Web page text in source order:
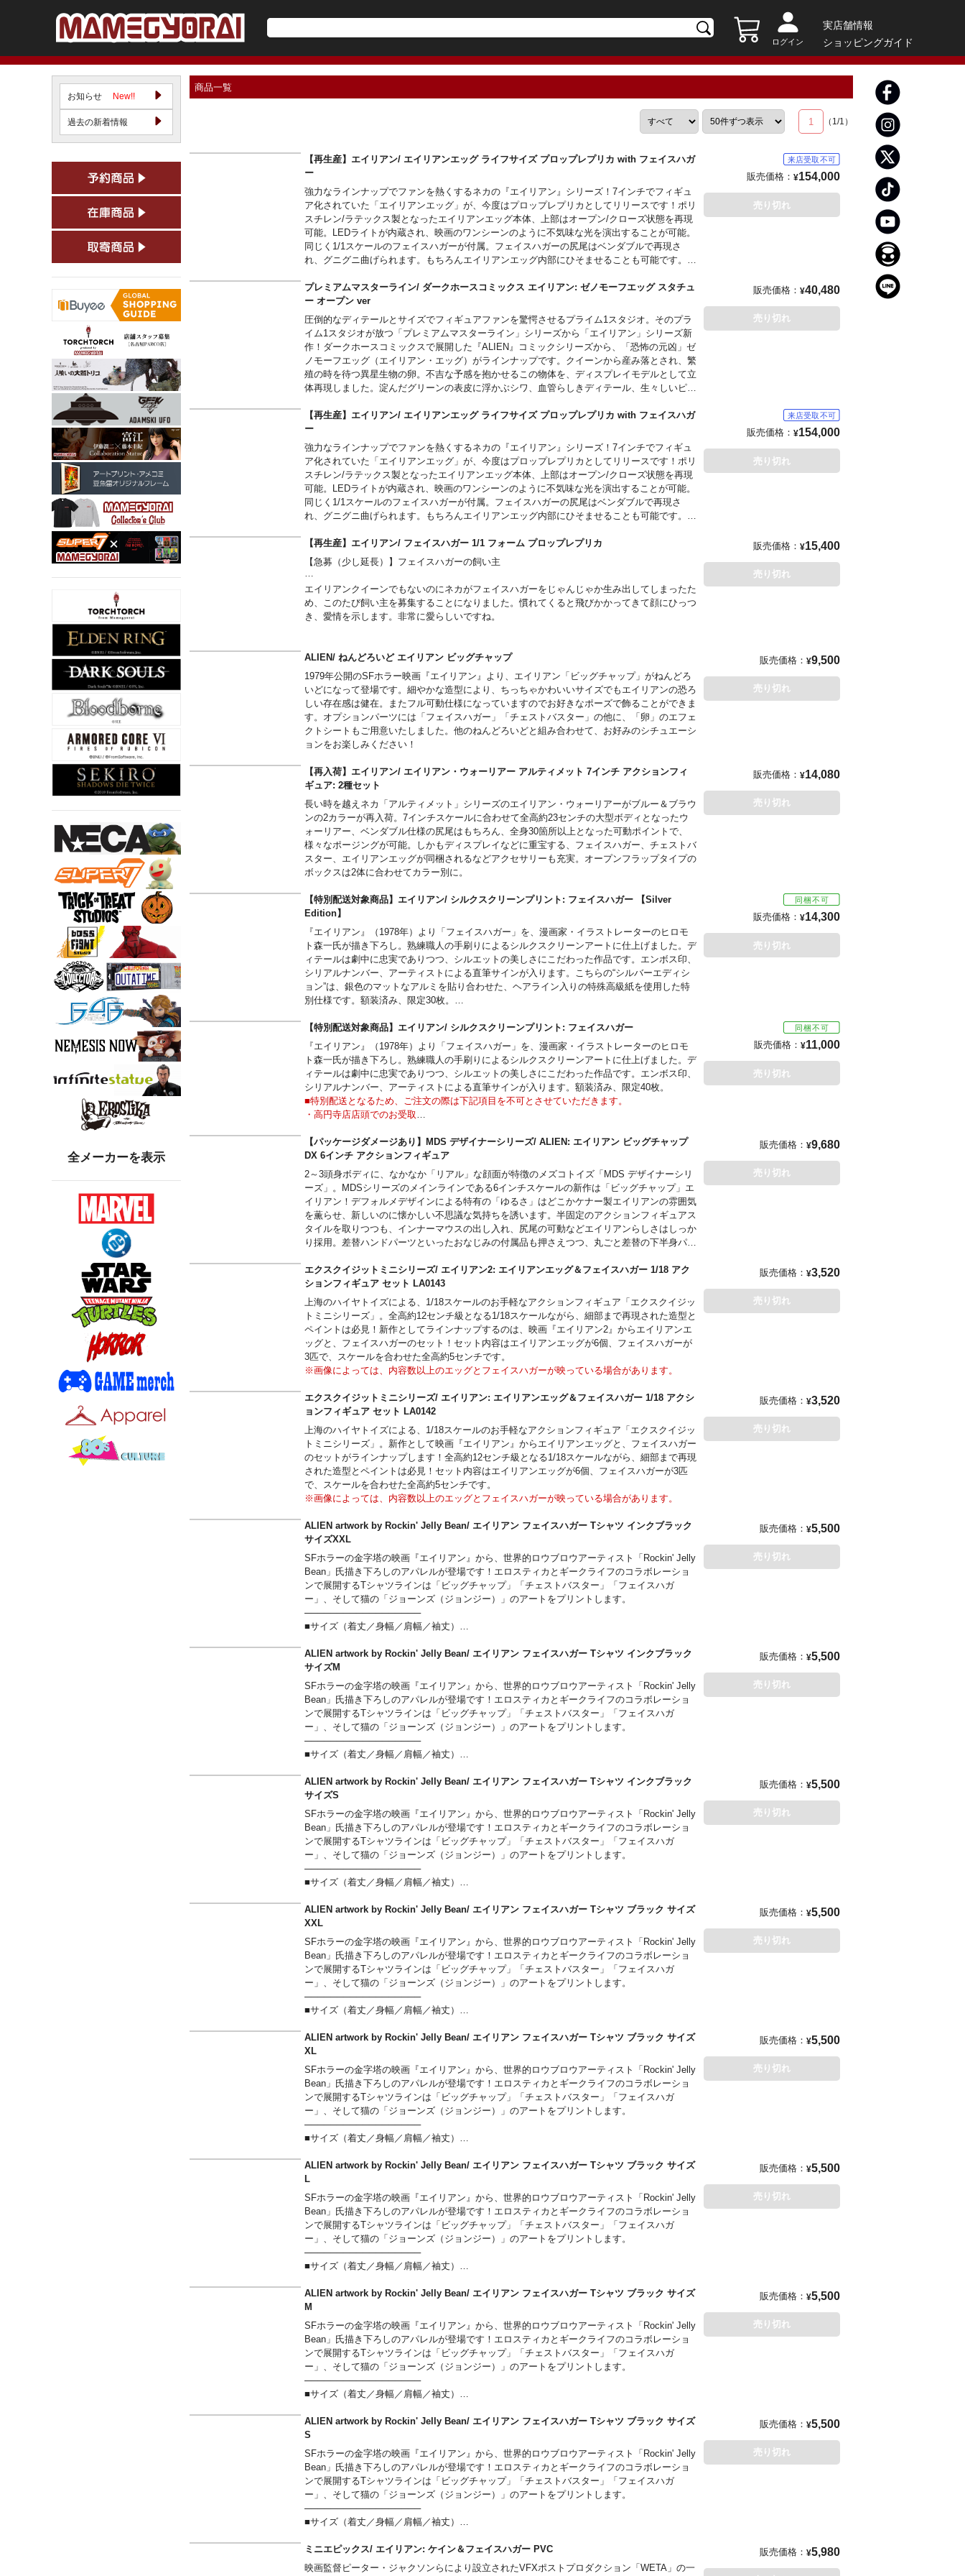
ログイン
実店舗情報
ショッピングガイド
お知らせ New!!
過去の新着情報
全メーカーを表示
商品一覧
1 （ 1/1 ）
【再生産】エイリアン/ エイリアンエッグ ライフサイズ プロップレプリカ with フェイスハガ
ー
強力なラインナップでファンを熱くするネカの『エイリアン』シリーズ！7インチでフィギュ
ア化されていた「エイリアンエッグ」が、今度はプロップレプリカとしてリリースです！ポリ
スチレン/ラテックス製となったエイリアンエッグ本体、上部はオープン/クローズ状態を再現
可能。LEDライトが内蔵され、映画のワンシーンのように不気味な光を演出することが可能。
同じく1/1スケールのフェイスハガーが付属。フェイスハガーの尻尾はベンダブルで再現さ
れ、グニグニ曲げられます。もちろんエイリアンエッグ内部にひそませることも可能です。
～ご注意事項～以下ご了承の上ご予約をお願いいたします～
■ご予約時に、商品代金のうち「\20,000」を内金として、同ページ内に記載しておりますURL
からお支払いいただきます。自動メールとは別途送信いたします、内金確認のメールをもって
【ご予約受付】となります。
■発売時期につきましては予定となりますため、大幅に遅れや前倒しとなる場合もございま
す。お客様都合による本商品の返品・キャンセルは一切受付できません。
■商品入荷のご案内後、通常どおり配送指示をお願いします。その際にお支払いいただく代金
につきましては内金を引いた差額での請求となります。
販売価格： ¥154,000
売り切れ
プレミアムマスターライン/ ダークホースコミックス エイリアン: ゼノモーフエッグ スタチュ
ー オープン ver
圧倒的なディテールとサイズでフィギュアファンを驚愕させるプライム1スタジオ。そのプラ
イム1スタジオが放つ「プレミアムマスターライン」シリーズから「エイリアン」シリーズ新
作！ダークホースコミックスで展開した『ALIEN』コミックシリーズから、「恐怖の元凶」ゼ
ノモーフエッグ（エイリアン・エッグ）がラインナップです。クイーンから産み落とされ、繁
殖の時を待つ異星生物の卵。不吉な予感を抱かせるこの物体を、ディスプレイモデルとして立
体再現しました。淀んだグリーンの表皮に浮かぶシワ、血管らしきディテール、生々しいピン
根状の器官など、ありとあらゆる特徴を多彩な手法で表現し、コミックで読者を凍りつかせた
IFのリアリティを現実世界へ連れ出しています。こちらは上部が開き、フェイスハガーが生ま
れたような状態のオープンバージョン！
■シリーズ名: プレミアムマスターライン
■サイズ: 全高約28.5cm/全幅約26.9cm/奥行約26.8cm
■重量: 約3.4kg
■注記
写真は製品サンプルです。実際の商品とは異なる場合があります。
ご使用のモニターにより実際の色と違って見える場合があります。
転倒防止のため必ず台座を使用してください。
販売価格： ¥40,480
売り切れ
【再生産】エイリアン/ エイリアンエッグ ライフサイズ プロップレプリカ with フェイスハガ
ー
強力なラインナップでファンを熱くするネカの『エイリアン』シリーズ！7インチでフィギュ
ア化されていた「エイリアンエッグ」が、今度はプロップレプリカとしてリリースです！ポリ
スチレン/ラテックス製となったエイリアンエッグ本体、上部はオープン/クローズ状態を再現
可能。LEDライトが内蔵され、映画のワンシーンのように不気味な光を演出することが可能。
同じく1/1スケールのフェイスハガーが付属。フェイスハガーの尻尾はベンダブルで再現さ
れ、グニグニ曲げられます。もちろんエイリアンエッグ内部にひそませることも可能です。
～ご注意事項～以下ご了承の上ご予約をお願いいたします～
■発売時期につきましては予定となりますため、大幅に遅れや前倒しとなる場合もございま
す。
■ご予約いただいた時点で、商品代金のうち「\20,000」を内金としてお支払いをお願いします
（内金確認をもってご予約受付とさせていただきます）。
■残りの商品代金につきましては入荷後に支払いいただきます。
■商品入荷のご案内後に通常どおり配送指示をお願いします。
■お客様都合による本商品の返品・キャンセルは一切受付できません。
販売価格： ¥154,000
売り切れ
【再生産】エイリアン/ フェイスハガー 1/1 フォーム プロップレプリカ
【急募（少し延長）】フェイスハガーの飼い主
エイリアンクイーンでもないのにネカがフェイスハガーをじゃんじゃか生み出してしまったた
め、このたび飼い主を募集することになりました。慣れてくると飛びかかってきて顔にひっつ
き、愛情を示します。非常に愛らしいですね。
ールの「エイリアンエッグ」に付属していた「フェイスハガー」、待望の再生産となりまし
た。ポリスチレン/ラテックス製フェイスハガーの尻尾はベンダブルで再現され、グニグニ曲
げることで劇中と同じような様々な姿を再現可能。その全長はおどろきの約107センチ！こだ
わりのディテールでディスプレイモデルとするも良し、顔に張り付けたり首に巻いたりとコス
プレなどのロールプレイの一部として活用するも良しの万能アイテム！パッケージはヘッダー
付きでコンパクト設計です。
販売価格： ¥15,400
売り切れ
ALIEN/ ねんどろいど エイリアン ビッグチャップ
1979年公開のSFホラー映画『エイリアン』より、エイリアン「ビッグチャップ」がねんどろ
いどになって登場です。細やかな造型により、ちっちゃかわいいサイズでもエイリアンの恐ろ
しい存在感は健在。またフル可動仕様になっていますのでお好きなポーズで飾ることができま
す。オプションパーツには「フェイスハガー」「チェストバスター」の他に、「卵」のエフェ
クトシートもご用意いたしました。他のねんどろいどと組み合わせて、お好みのシチュエーシ
ョンをお楽しみください！
販売価格： ¥9,500
売り切れ
【再入荷】エイリアン/ エイリアン・ウォーリアー アルティメット 7インチ アクションフィ
ギュア: 2種セット
長い時を越えネカ「アルティメット」シリーズのエイリアン・ウォーリアーがブルー＆ブラウ
ンの2カラーが再入荷。7インチスケールに合わせて全高約23センチの大型ボディとなったウ
ォーリアー、ベンダブル仕様の尻尾はもちろん、全身30箇所以上となった可動ポイントで、
様々なポージングが可能。しかもディスプレイなどに重宝する、フェイスハガー、チェストバ
スター、エイリアンエッグが同梱されるなどアクセサリーも充実。オープンフラップタイプの
ボックスは2体に合わせてカラー別に。
販売価格： ¥14,080
売り切れ
【特別配送対象商品】エイリアン/ シルクスクリーンプリント: フェイスハガー 【Silver
Edition】
『エイリアン』（1978年）より「フェイスハガー」を、漫画家・イラストレーターのヒロモ
ト森一氏が描き下ろし。熟練職人の手刷りによるシルクスクリーンアートに仕上げました。デ
ィテールは劇中に忠実でありつつ、シルエットの美しさにこだわった作品です。エンボス印、
シリアルナンバー、アーティストによる直筆サインが入ります。こちらの“シルバーエディシ
ョン”は、銀色のマットなアルミを貼り合わせた、ヘアライン入りの特殊高級紙を使用した特
別仕様です。額装済み、限定30枚。
・高円寺店店頭でのお受取
・代金引換でのお支払い
・フィギュアなど他商品との同時注文（『ALIEN』プリント以外）
※ご相談やご不明点などがございましたらご注文時の「通信欄」、もしくは
orderdesk@mamegyorai.jp までご連絡ください。
※ご注文からお届けまで、1～2ヶ月程のお時間を頂戴する場合がございます。
※西武池袋本店で開催した「ALIEN SCREEN PRINTING ART EXHIBITION」にて、先行販売
をおこなった商品です。
TORCH TORCH OFFICIAL SITE： https://torchtorch.jp/
©20th Century Studios
販売価格： ¥14,300
売り切れ
【特別配送対象商品】エイリアン/ シルクスクリーンプリント: フェイスハガー
『エイリアン』（1978年）より「フェイスハガー」を、漫画家・イラストレーターのヒロモ
ト森一氏が描き下ろし。熟練職人の手刷りによるシルクスクリーンアートに仕上げました。デ
ィテールは劇中に忠実でありつつ、シルエットの美しさにこだわった作品です。エンボス印、
シリアルナンバー、アーティストによる直筆サインが入ります。額装済み、限定40枚。
■特別配送となるため、ご注文の際は下記項目を不可とさせていただきます。
・高円寺店店頭でのお受取
・フィギュアなど他商品との同時注文（『ALIEN』プリント以外）
※ご相談やご不明点などがございましたらご注文時の「通信欄」、もしくは
orderdesk@mamegyorai.jp までご連絡ください。
※ご注文からお届けまで、1～2ヶ月程のお時間を頂戴する場合がございます。
※西武池袋本店で開催した「ALIEN SCREEN PRINTING ART EXHIBITION」にて、先行販売
をおこなった商品です。
TORCH TORCH OFFICIAL SITE ： https://torchtorch.jp/
©20th Century Studios
販売価格： ¥11,000
売り切れ
【パッケージダメージあり】MDS デザイナーシリーズ/ ALIEN: エイリアン ビッグチャップ
DX 6インチ アクションフィギュア
2～3頭身ボディに、なかなか「リアル」な顔面が特徴のメズコトイズ「MDS デザイナーシリ
ーズ」。MDSシリーズのメインラインである6インチスケールの新作は「ビッグチャップ」エ
イリアン！デフォルメデザインによる特有の「ゆるさ」はどこかケナー製エイリアンの雰囲気
を薫らせ、新しいのに懐かしい不思議な気持ちを誘います。半固定のアクションフィギュアス
タイルを取りつつも、インナーマウスの出し入れ、尻尾の可動などエイリアンらしさはしっか
り採用。差替ハンドパーツといったおなじみの付属品も押さえつつ、丸ごと差替の下半身パー
す。そしてなんと！恐らく史上初となる「よだれ」パーツが付属します。多分、メズコのこだ
わりでしょう。加えて、エイリアンエッグ（上部は差替にて開閉再現可能）、フェイスハガ
ー、チェストバスターも付属し、その様相はまさにファミリー！！エイリアンファミリーが再
現できるハートフルなアイテムです。
※パッケージダメージあり。
販売価格： ¥9,680
売り切れ
エクスクイジットミニシリーズ/ エイリアン2: エイリアンエッグ＆フェイスハガー 1/18 アク
ションフィギュア セット LA0143
上海のハイヤトイズによる、1/18スケールのお手軽なアクションフィギュア「エクスクイジッ
トミニシリーズ」。全高約12センチ級となる1/18スケールながら、細部まで再現された造型と
ペイントは必見！新作としてラインナップするのは、映画『エイリアン2』からエイリアンエ
ッグと、フェイスハガーのセット！セット内容はエイリアンエッグが6個、フェイスハガーが
3匹で、スケールを合わせた全高約5センチです。
※画像によっては、内容数以上のエッグとフェイスハガーが映っている場合があります。
販売価格： ¥3,520
売り切れ
エクスクイジットミニシリーズ/ エイリアン: エイリアンエッグ＆フェイスハガー 1/18 アクシ
ョンフィギュア セット LA0142
上海のハイヤトイズによる、1/18スケールのお手軽なアクションフィギュア「エクスクイジッ
トミニシリーズ」。新作として映画『エイリアン』からエイリアンエッグと、フェイスハガー
のセットがラインナップします！全高約12センチ級となる1/18スケールながら、細部まで再現
された造型とペイントは必見！セット内容はエイリアンエッグが6個、フェイスハガーが3匹
で、スケールを合わせた全高約5センチです。
※画像によっては、内容数以上のエッグとフェイスハガーが映っている場合があります。
販売価格： ¥3,520
売り切れ
ALIEN artwork by Rockin' Jelly Bean/ エイリアン フェイスハガー Tシャツ インクブラック
サイズXXL
SFホラーの金字塔の映画『エイリアン』から、世界的ロウブロウアーティスト「Rockin' Jelly
Bean」氏描き下ろしのアパレルが登場です！エロスティカとギークライフのコラボレーショ
ンで展開するTシャツラインは「ビッグチャップ」「チェストバスター」「フェイスハガ
ー」、そして猫の「ジョーンズ（ジョンジー）」のアートをプリントします。
──────────────────
■サイズ（着丈／身幅／肩幅／袖丈）
Mサイズ （69cm／52cm／46cm／20cm）
Lサイズ （73cm／55cm／50cm／22cm）
XLサイズ （77cm／58cm／54cm／24cm）
XXLサイズ （81cm／63cm／57cm／25cm）
──────────────────
販売価格： ¥5,500
売り切れ
ALIEN artwork by Rockin' Jelly Bean/ エイリアン フェイスハガー Tシャツ インクブラック
サイズM
SFホラーの金字塔の映画『エイリアン』から、世界的ロウブロウアーティスト「Rockin' Jelly
Bean」氏描き下ろしのアパレルが登場です！エロスティカとギークライフのコラボレーショ
ンで展開するTシャツラインは「ビッグチャップ」「チェストバスター」「フェイスハガ
ー」、そして猫の「ジョーンズ（ジョンジー）」のアートをプリントします。
──────────────────
■サイズ（着丈／身幅／肩幅／袖丈）
Mサイズ （69cm／52cm／46cm／20cm）
Lサイズ （73cm／55cm／50cm／22cm）
XLサイズ （77cm／58cm／54cm／24cm）
XXLサイズ （81cm／63cm／57cm／25cm）
──────────────────
販売価格： ¥5,500
売り切れ
ALIEN artwork by Rockin' Jelly Bean/ エイリアン フェイスハガー Tシャツ インクブラック
サイズS
SFホラーの金字塔の映画『エイリアン』から、世界的ロウブロウアーティスト「Rockin' Jelly
Bean」氏描き下ろしのアパレルが登場です！エロスティカとギークライフのコラボレーショ
ンで展開するTシャツラインは「ビッグチャップ」「チェストバスター」「フェイスハガ
ー」、そして猫の「ジョーンズ（ジョンジー）」のアートをプリントします。
──────────────────
■サイズ（着丈／身幅／肩幅／袖丈）
Mサイズ （69cm／52cm／46cm／20cm）
Lサイズ （73cm／55cm／50cm／22cm）
XLサイズ （77cm／58cm／54cm／24cm）
XXLサイズ （81cm／63cm／57cm／25cm）
──────────────────
販売価格： ¥5,500
売り切れ
ALIEN artwork by Rockin' Jelly Bean/ エイリアン フェイスハガー Tシャツ ブラック サイズ
XXL
SFホラーの金字塔の映画『エイリアン』から、世界的ロウブロウアーティスト「Rockin' Jelly
Bean」氏描き下ろしのアパレルが登場です！エロスティカとギークライフのコラボレーショ
ンで展開するTシャツラインは「ビッグチャップ」「チェストバスター」「フェイスハガ
ー」、そして猫の「ジョーンズ（ジョンジー）」のアートをプリントします。
──────────────────
■サイズ（着丈／身幅／肩幅／袖丈）
Mサイズ （69cm／52cm／46cm／20cm）
Lサイズ （73cm／55cm／50cm／22cm）
XLサイズ （77cm／58cm／54cm／24cm）
XXLサイズ （81cm／63cm／57cm／25cm）
──────────────────
販売価格： ¥5,500
売り切れ
ALIEN artwork by Rockin' Jelly Bean/ エイリアン フェイスハガー Tシャツ ブラック サイズ
XL
SFホラーの金字塔の映画『エイリアン』から、世界的ロウブロウアーティスト「Rockin' Jelly
Bean」氏描き下ろしのアパレルが登場です！エロスティカとギークライフのコラボレーショ
ンで展開するTシャツラインは「ビッグチャップ」「チェストバスター」「フェイスハガ
ー」、そして猫の「ジョーンズ（ジョンジー）」のアートをプリントします。
──────────────────
■サイズ（着丈／身幅／肩幅／袖丈）
Mサイズ （69cm／52cm／46cm／20cm）
Lサイズ （73cm／55cm／50cm／22cm）
XLサイズ （77cm／58cm／54cm／24cm）
XXLサイズ （81cm／63cm／57cm／25cm）
──────────────────
販売価格： ¥5,500
売り切れ
ALIEN artwork by Rockin' Jelly Bean/ エイリアン フェイスハガー Tシャツ ブラック サイズ
L
SFホラーの金字塔の映画『エイリアン』から、世界的ロウブロウアーティスト「Rockin' Jelly
Bean」氏描き下ろしのアパレルが登場です！エロスティカとギークライフのコラボレーショ
ンで展開するTシャツラインは「ビッグチャップ」「チェストバスター」「フェイスハガ
ー」、そして猫の「ジョーンズ（ジョンジー）」のアートをプリントします。
──────────────────
■サイズ（着丈／身幅／肩幅／袖丈）
Mサイズ （69cm／52cm／46cm／20cm）
Lサイズ （73cm／55cm／50cm／22cm）
XLサイズ （77cm／58cm／54cm／24cm）
XXLサイズ （81cm／63cm／57cm／25cm）
──────────────────
販売価格： ¥5,500
売り切れ
ALIEN artwork by Rockin' Jelly Bean/ エイリアン フェイスハガー Tシャツ ブラック サイズ
M
SFホラーの金字塔の映画『エイリアン』から、世界的ロウブロウアーティスト「Rockin' Jelly
Bean」氏描き下ろしのアパレルが登場です！エロスティカとギークライフのコラボレーショ
ンで展開するTシャツラインは「ビッグチャップ」「チェストバスター」「フェイスハガ
ー」、そして猫の「ジョーンズ（ジョンジー）」のアートをプリントします。
──────────────────
■サイズ（着丈／身幅／肩幅／袖丈）
Mサイズ （69cm／52cm／46cm／20cm）
Lサイズ （73cm／55cm／50cm／22cm）
XLサイズ （77cm／58cm／54cm／24cm）
XXLサイズ （81cm／63cm／57cm／25cm）
──────────────────
販売価格： ¥5,500
売り切れ
ALIEN artwork by Rockin' Jelly Bean/ エイリアン フェイスハガー Tシャツ ブラック サイズ
S
SFホラーの金字塔の映画『エイリアン』から、世界的ロウブロウアーティスト「Rockin' Jelly
Bean」氏描き下ろしのアパレルが登場です！エロスティカとギークライフのコラボレーショ
ンで展開するTシャツラインは「ビッグチャップ」「チェストバスター」「フェイスハガ
ー」、そして猫の「ジョーンズ（ジョンジー）」のアートをプリントします。
──────────────────
■サイズ（着丈／身幅／肩幅／袖丈）
Mサイズ （69cm／52cm／46cm／20cm）
Lサイズ （73cm／55cm／50cm／22cm）
販売価格： ¥5,500
売り切れ
ミニエピックス/ エイリアン: ケイン＆フェイスハガー PVC
映画監督ピーター・ジャクソンらにより設立されたVFXポストプロダクション「WETA」の一
販売価格： ¥5,980